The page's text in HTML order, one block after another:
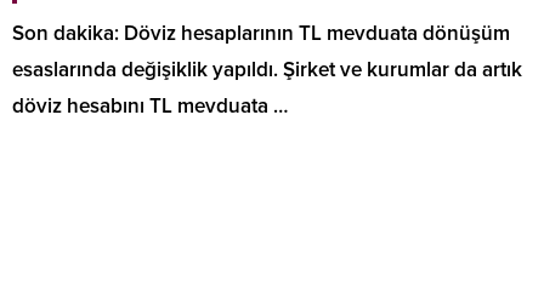
Son dakika: Döviz hesaplarının TL mevduata dönüşüm
esaslarında değişiklik yapıldı. Şirket ve kurumlar da artık
döviz hesabını TL mevduata …